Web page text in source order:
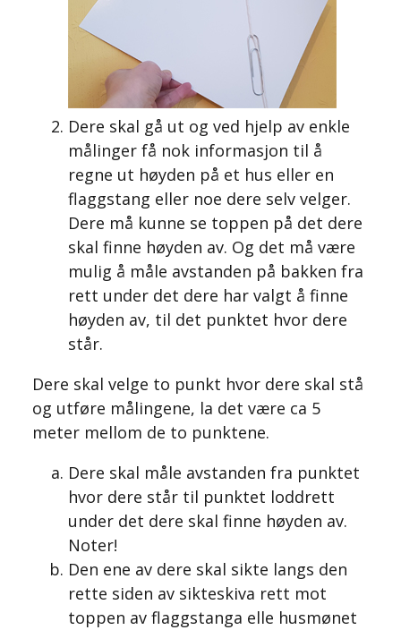
Dere skal gå ut og ved hjelp av enkle
målinger få nok informasjon til å
regne ut høyden på et hus eller en
flaggstang eller noe dere selv velger.
Dere må kunne se toppen på det dere
skal finne høyden av. Og det må være
mulig å måle avstanden på bakken fra
rett under det dere har valgt å finne
høyden av, til det punktet hvor dere
står.
Dere skal velge to punkt hvor dere skal stå
og utføre målingene, la det være ca 5
meter mellom de to punktene.
Dere skal måle avstanden fra punktet
hvor dere står til punktet loddrett
under det dere skal finne høyden av.
Noter!
Den ene av dere skal sikte langs den
rette siden av sikteskiva rett mot
toppen av flaggstanga elle husmønet